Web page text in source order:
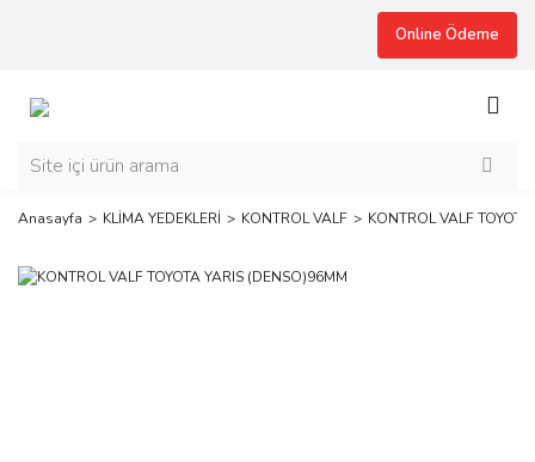
Online Ödeme
Anasayfa KLİMA YEDEKLERİ KONTROL VALF KONTROL VALF